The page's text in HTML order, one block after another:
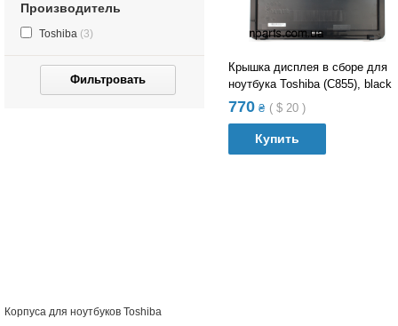
Крышка дисплея в сборе для
ноутбука Toshiba (C855), black
770 ₴ ( $ 20)
Купить
Производитель
Toshiba (3)
Фильтровать
Корпуса для ноутбуков Toshiba